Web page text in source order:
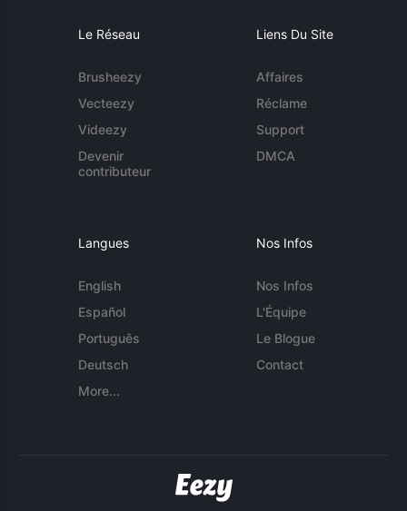
Le Réseau
Brusheezy
Vecteezy
Videezy
Devenir
contributeur
Liens Du Site
Affaires
Réclame
Support
DMCA
Langues
English
Español
Português
Deutsch
More...
Nos Infos
Nos Infos
L'Équipe
Le Blogue
Contact